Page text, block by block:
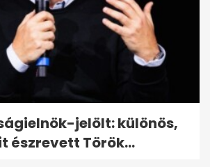
mint 5,5 millió forintot
a Tescóból egy...
jelölt: különös,
észrevett Török...